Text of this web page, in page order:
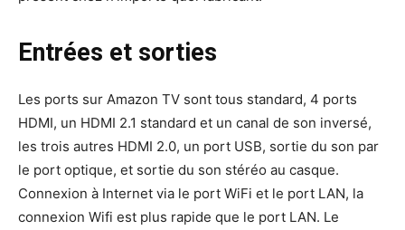
Entrées et sorties
Les ports sur Amazon TV sont tous standard, 4 ports
HDMI, un HDMI 2.1 standard et un canal de son inversé,
les trois autres HDMI 2.0, un port USB, sortie du son par
le port optique, et sortie du son stéréo au casque.
Connexion à Internet via le port WiFi et le port LAN, la
connexion Wifi est plus rapide que le port LAN. Le